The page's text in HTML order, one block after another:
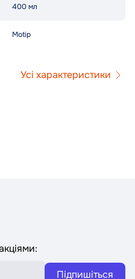
400 мл
Motip
Усі характеристики
Підпишіться